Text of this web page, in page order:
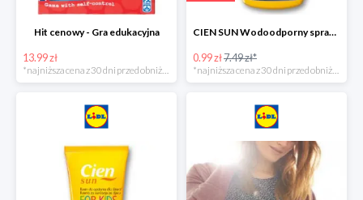
Hit cenowy - Gra edukacyjna
13.99 zł
*najniższa cena z 30 dni przed obniżką
CIEN SUN Wodoodporny spray do opalania dla dzieci z SPF50 -75%
0.99 zł7.49 zł*
*najniższa cena z 30 dni przed obniżką